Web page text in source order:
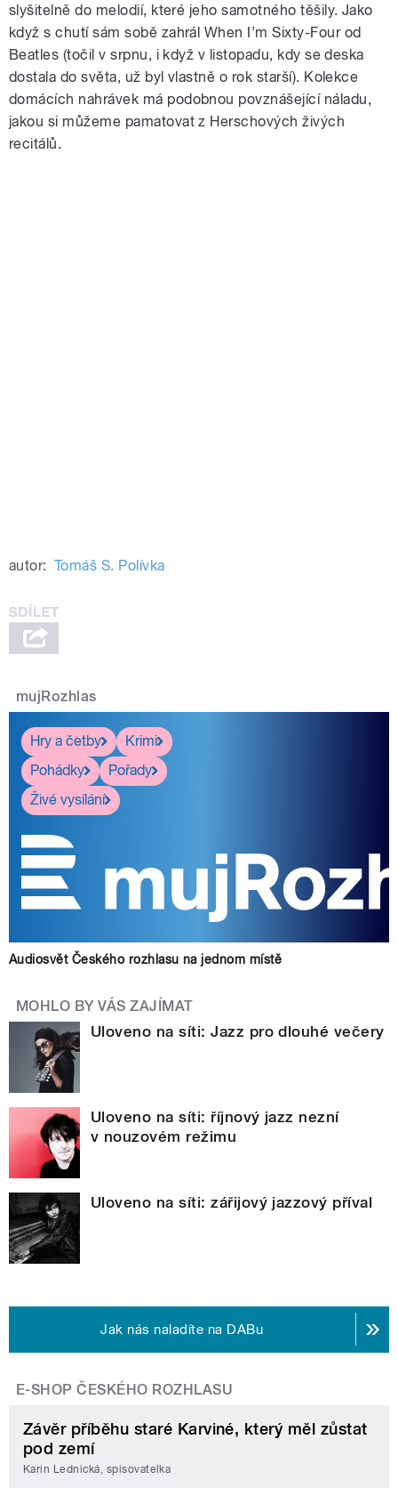
slyšitelně do melodií, které jeho samotného těšily. Jako
když s chutí sám sobě zahrál When I’m Sixty-Four od
Beatles (točil v srpnu, i když v listopadu, kdy se deska
dostala do světa, už byl vlastně o rok starší). Kolekce
domácích nahrávek má podobnou povznášející náladu,
jakou si můžeme pamatovat z Herschových živých
recitálů.
autor: Tomáš S. Polívka
mujRozhlas
Hry a četby
Krimi
Pohádky
Pořady
Živé vysílání
Audiosvět Českého rozhlasu na jednom místě
MOHLO BY VÁS ZAJÍMAT
Uloveno na síti: Jazz pro dlouhé večery
Uloveno na síti: říjnový jazz nezní
v nouzovém režimu
Uloveno na síti: zářijový jazzový příval
Jak nás naladíte na DABu
E-SHOP ČESKÉHO ROZHLASU
Závěr příběhu staré Karviné, který měl zůstat
pod zemí
Karin Lednická, spisovatelka